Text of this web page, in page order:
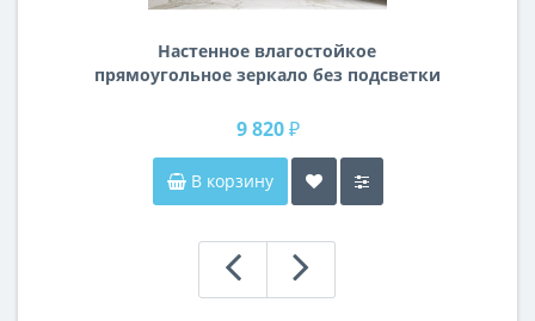
Настенное влагостойкое
прямоугольное зеркало без подсветки
9 820 ₽
В корзину